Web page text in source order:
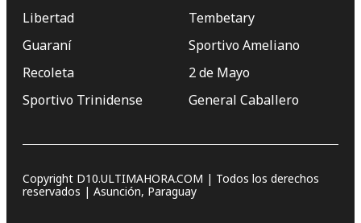
Libertad
Guaraní
Recoleta
Sportivo Trinidense
Tembetary
Sportivo Ameliano
2 de Mayo
General Caballero
Copyright D10.ULTIMAHORA.COM | Todos los derechos
reservados | Asunción, Paraguay